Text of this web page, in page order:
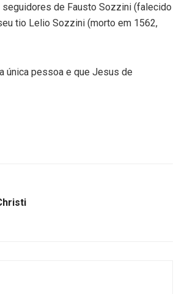
de Fausto Sozzini (falecido
tio Lelio Sozzini (morto em 1562,
única pessoa e que Jesus de